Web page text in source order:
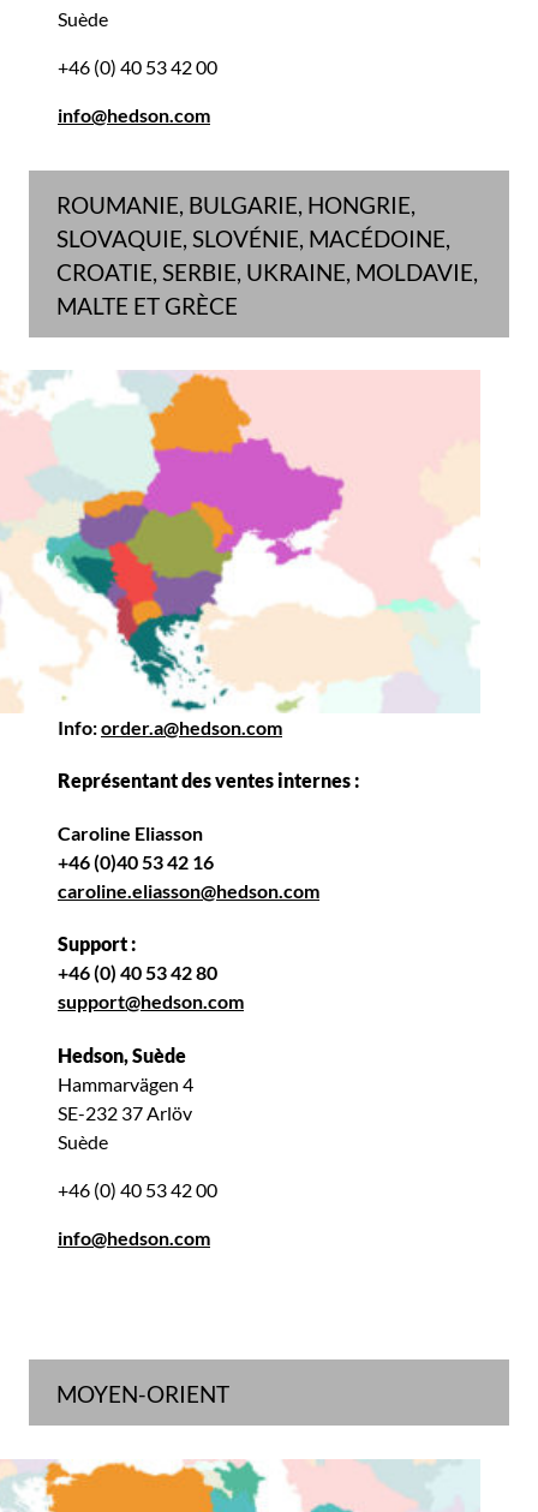
Suède
+46 (0) 40 53 42 00
info@hedson.com
ROUMANIE, BULGARIE, HONGRIE,
SLOVAQUIE, SLOVÉNIE, MACÉDOINE,
CROATIE, SERBIE, UKRAINE, MOLDAVIE,
MALTE ET GRÈCE
Info:order.a@hedson.com
Représentant des ventes internes :
Caroline Eliasson
+46 (0)40 53 42 16
caroline.eliasson@hedson.com
Support :
+46 (0) 40 53 42 80
support@hedson.com
Hedson, Suède
Hammarvägen 4
SE-232 37 Arlöv
Suède
+46 (0) 40 53 42 00
info@hedson.com
MOYEN-ORIENT